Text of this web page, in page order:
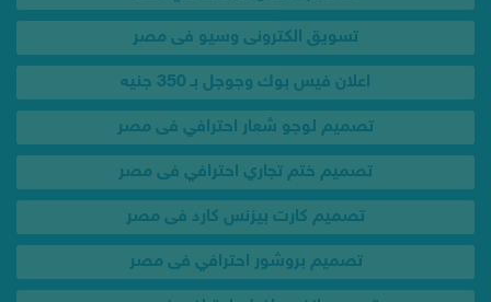
اعلان فيس بوك وجوجل بـ 350 جنيه
تصميم لوجو شعار احترافي فى مصر
تصميم ختم تجاري احترافي فى مصر
تصميم كارت بيزنس كارد فى مصر
تصميم بروشور احترافي فى مصر
تصميم انفوجرافيك احترافي فى مصر
عرض تصميم كل مطبوعاتك فى مصر